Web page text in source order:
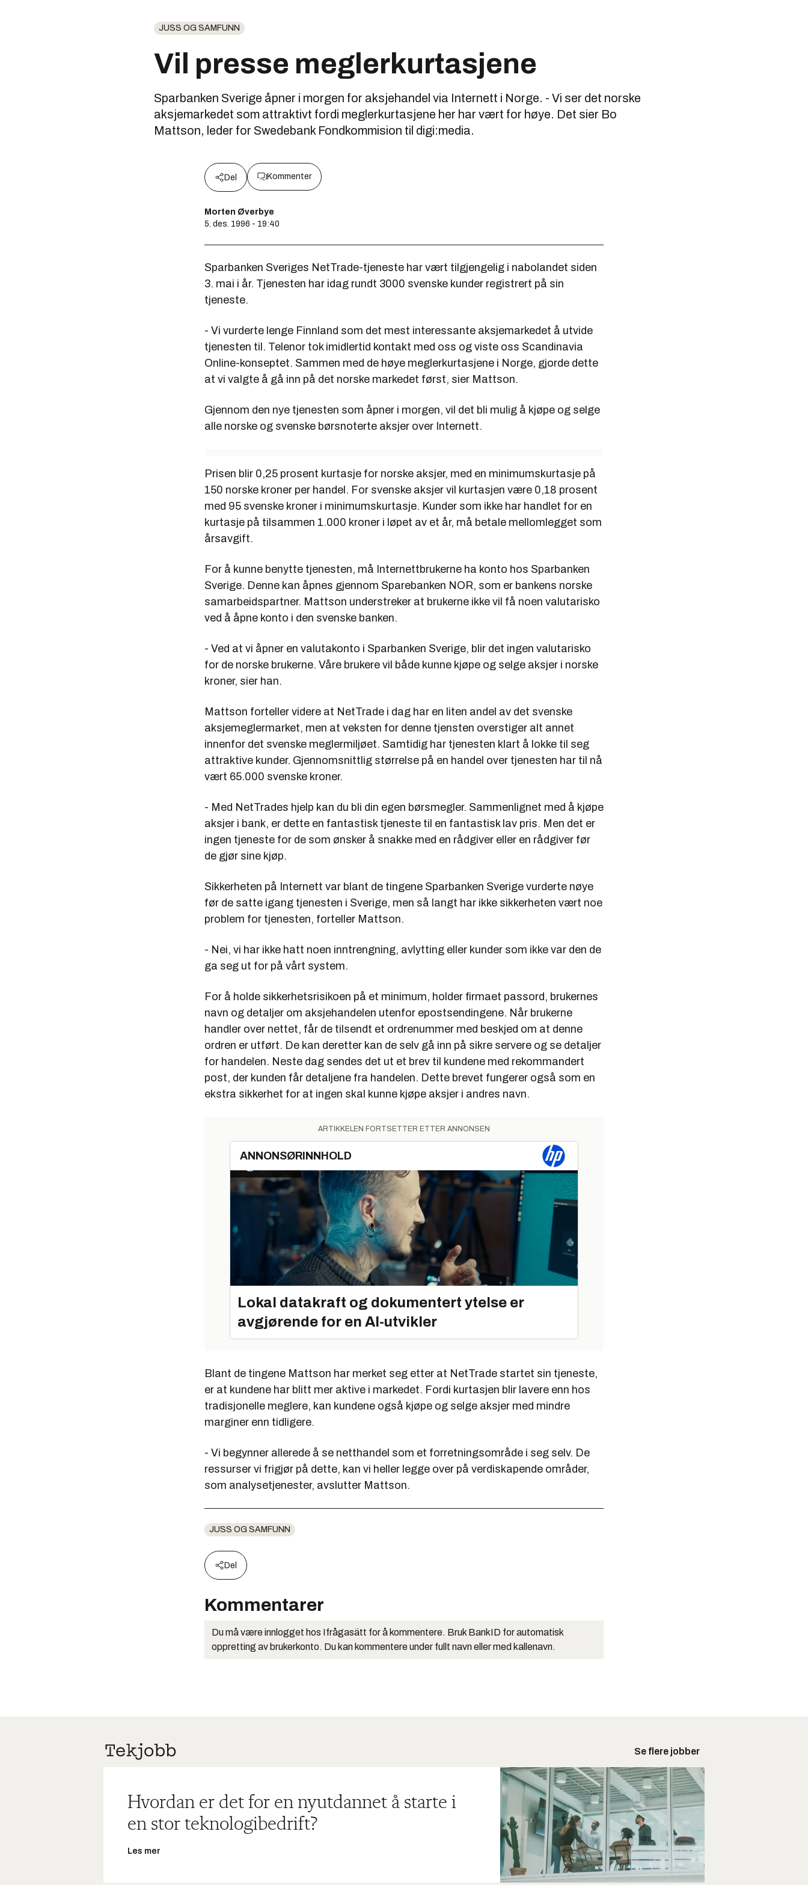
JUSS OG SAMFUNN
Vil presse meglerkurtasjene
Sparbanken Sverige åpner i morgen for aksjehandel via Internett i Norge. - Vi ser det norske
aksjemarkedet som attraktivt fordi meglerkurtasjene her har vært for høye. Det sier Bo
Mattson, leder for Swedebank Fondkommision til digi:media.
Del Kommenter
Morten Øverbye
5. des. 1996 - 19:40
Sparbanken Sveriges NetTrade-tjeneste har vært tilgjengelig i nabolandet siden
3. mai i år. Tjenesten har idag rundt 3000 svenske kunder registrert på sin
tjeneste.
- Vi vurderte lenge Finnland som det mest interessante aksjemarkedet å utvide
tjenesten til. Telenor tok imidlertid kontakt med oss og viste oss Scandinavia
Online-konseptet. Sammen med de høye meglerkurtasjene i Norge, gjorde dette
at vi valgte å gå inn på det norske markedet først, sier Mattson.
Gjennom den nye tjenesten som åpner i morgen, vil det bli mulig å kjøpe og selge
alle norske og svenske børsnoterte aksjer over Internett.
Prisen blir 0,25 prosent kurtasje for norske aksjer, med en minimumskurtasje på
150 norske kroner per handel. For svenske aksjer vil kurtasjen være 0,18 prosent
med 95 svenske kroner i minimumskurtasje. Kunder som ikke har handlet for en
kurtasje på tilsammen 1.000 kroner i løpet av et år, må betale mellomlegget som
årsavgift.
For å kunne benytte tjenesten, må Internettbrukerne ha konto hos Sparbanken
Sverige. Denne kan åpnes gjennom Sparebanken NOR, som er bankens norske
samarbeidspartner. Mattson understreker at brukerne ikke vil få noen valutarisko
ved å åpne konto i den svenske banken.
- Ved at vi åpner en valutakonto i Sparbanken Sverige, blir det ingen valutarisko
for de norske brukerne. Våre brukere vil både kunne kjøpe og selge aksjer i norske
kroner, sier han.
Mattson forteller videre at NetTrade i dag har en liten andel av det svenske
aksjemeglermarket, men at veksten for denne tjensten overstiger alt annet
innenfor det svenske meglermiljøet. Samtidig har tjenesten klart å lokke til seg
attraktive kunder. Gjennomsnittlig størrelse på en handel over tjenesten har til nå
vært 65.000 svenske kroner.
- Med NetTrades hjelp kan du bli din egen børsmegler. Sammenlignet med å kjøpe
aksjer i bank, er dette en fantastisk tjeneste til en fantastisk lav pris. Men det er
ingen tjeneste for de som ønsker å snakke med en rådgiver eller en rådgiver før
de gjør sine kjøp.
Sikkerheten på Internett var blant de tingene Sparbanken Sverige vurderte nøye
før de satte igang tjenesten i Sverige, men så langt har ikke sikkerheten vært noe
problem for tjenesten, forteller Mattson.
- Nei, vi har ikke hatt noen inntrengning, avlytting eller kunder som ikke var den de
ga seg ut for på vårt system.
For å holde sikkerhetsrisikoen på et minimum, holder firmaet passord, brukernes
navn og detaljer om aksjehandelen utenfor epostsendingene. Når brukerne
handler over nettet, får de tilsendt et ordrenummer med beskjed om at denne
ordren er utført. De kan deretter kan de selv gå inn på sikre servere og se detaljer
for handelen. Neste dag sendes det ut et brev til kundene med rekommandert
post, der kunden får detaljene fra handelen. Dette brevet fungerer også som en
ekstra sikkerhet for at ingen skal kunne kjøpe aksjer i andres navn.
ARTIKKELEN FORTSETTER ETTER ANNONSEN
ANNONSØRINNHOLD
Lokal datakraft og dokumentert ytelse er
avgjørende for en AI-utvikler
Blant de tingene Mattson har merket seg etter at NetTrade startet sin tjeneste,
er at kundene har blitt mer aktive i markedet. Fordi kurtasjen blir lavere enn hos
tradisjonelle meglere, kan kundene også kjøpe og selge aksjer med mindre
marginer enn tidligere.
- Vi begynner allerede å se netthandel som et forretningsområde i seg selv. De
ressurser vi frigjør på dette, kan vi heller legge over på verdiskapende områder,
som analysetjenester, avslutter Mattson.
JUSS OG SAMFUNN
Del
Kommentarer
Du må være innlogget hos Ifrågasätt for å kommentere. Bruk BankID for automatisk
oppretting av brukerkonto. Du kan kommentere under fullt navn eller med kallenavn.
Se flere jobber
Hvordan er det for en nyutdannet å starte i
en stor teknologibedrift?
Les mer